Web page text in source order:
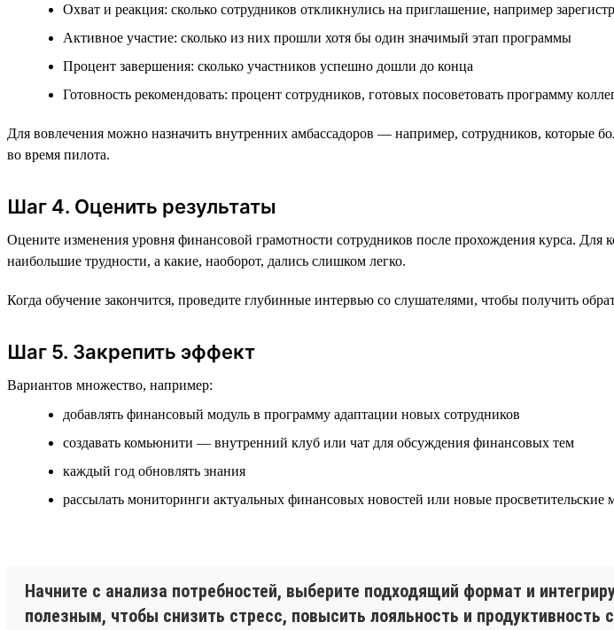
Охват и реакция: сколько сотрудников откликнулись на приглашение, например
Активное участие: сколько из них прошли хотя бы один значимый этап программы
Процент завершения: сколько участников успешно дошли до конца
Готовность рекомендовать: процент сотрудников, готовых посоветовать программу
Для вовлечения можно назначить внутренних амбассадоров — например, сотрудников, которые
во время пилота.
Шаг 4. Оценить результаты
Оцените изменения уровня финансовой грамотности сотрудников после прохождения курса.
наибольшие трудности, а какие, наоборот, дались слишком легко.
Когда обучение закончится, проведите глубинные интервью со слушателями, чтобы получить
Шаг 5. Закрепить эффект
Вариантов множество, например:
добавлять финансовый модуль в программу адаптации новых сотрудников
создавать комьюнити — внутренний клуб или чат для обсуждения финансовых тем
каждый год обновлять знания
рассылать мониторинги актуальных финансовых новостей или новые просветительские
Начните с анализа потребностей, выберите подходящий формат и
полезным, чтобы снизить стресс, повысить лояльность и продуктивность